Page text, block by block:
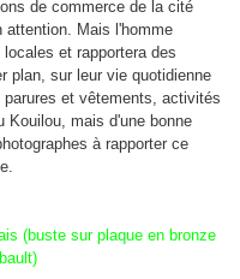
de commerce de la cité
attention. Mais l'homme
et rapportera des
plan, sur leur vie quotidienne
et vêtements, activités
Kouilou, mais d'une bonne
à rapporter ce
(buste sur plaque en bronze